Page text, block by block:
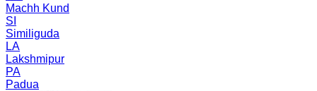
Machh Kund
SI
Similiguda
LA
Lakshmipur
PA
Padua